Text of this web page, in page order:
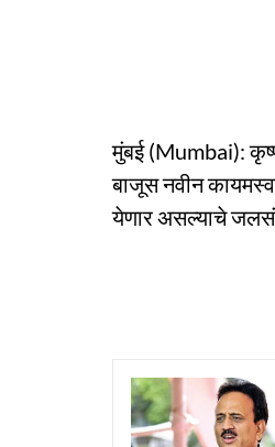
मुंबई (Mumbai):
बाजूस नवीन
येणार असल्याचे